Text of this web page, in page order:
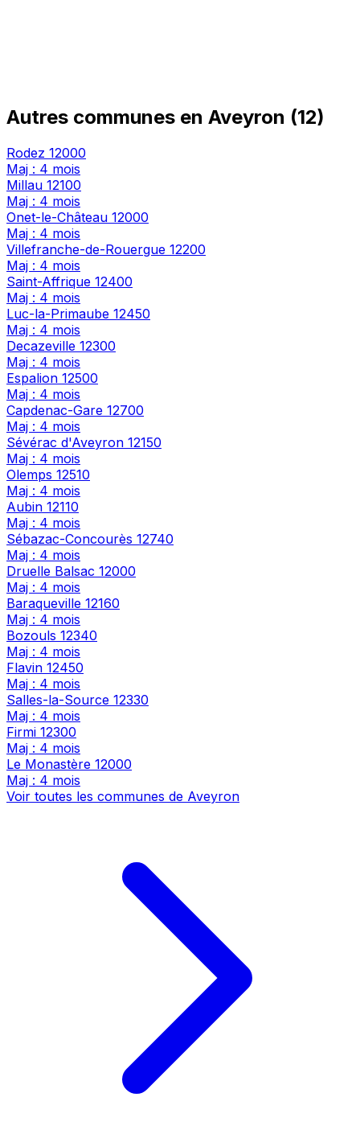
Autres communes en Aveyron (12)
Rodez 12000
Maj : 4 mois
Millau 12100
Maj : 4 mois
Onet-le-Château 12000
Maj : 4 mois
Villefranche-de-Rouergue 12200
Maj : 4 mois
Saint-Affrique 12400
Maj : 4 mois
Luc-la-Primaube 12450
Maj : 4 mois
Decazeville 12300
Maj : 4 mois
Espalion 12500
Maj : 4 mois
Capdenac-Gare 12700
Maj : 4 mois
Sévérac d'Aveyron 12150
Maj : 4 mois
Olemps 12510
Maj : 4 mois
Aubin 12110
Maj : 4 mois
Sébazac-Concourès 12740
Maj : 4 mois
Druelle Balsac 12000
Maj : 4 mois
Baraqueville 12160
Maj : 4 mois
Bozouls 12340
Maj : 4 mois
Flavin 12450
Maj : 4 mois
Salles-la-Source 12330
Maj : 4 mois
Firmi 12300
Maj : 4 mois
Le Monastère 12000
Maj : 4 mois
Voir toutes les communes de Aveyron